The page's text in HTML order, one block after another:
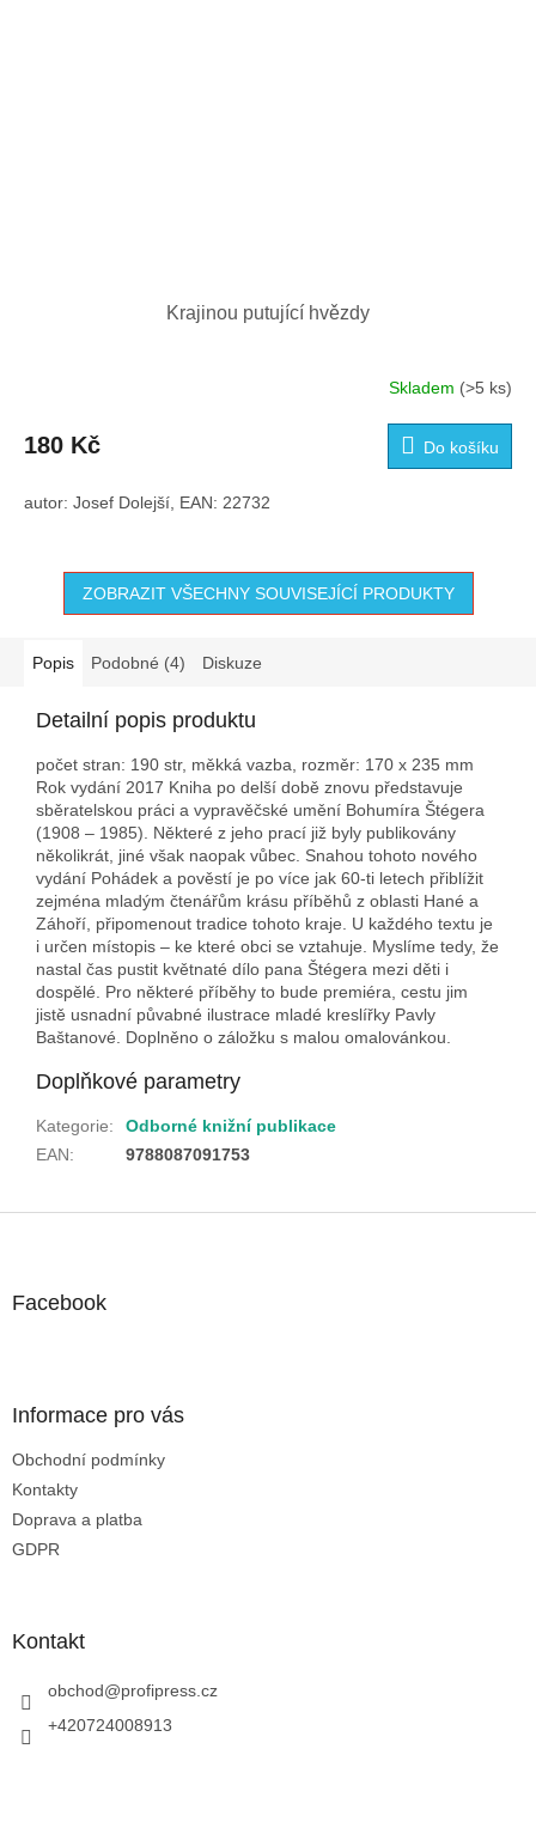
Krajinou putující hvězdy
Skladem (>5 ks)
180 Kč Do košíku
autor: Josef Dolejší, EAN: 22732
ZOBRAZIT VŠECHNY SOUVISEJÍCÍ PRODUKTY
Popis Podobné (4) Diskuze
Detailní popis produktu
počet stran: 190 str, měkká vazba, rozměr: 170 x 235 mm
Rok vydání 2017 Kniha po delší době znovu představuje
sběratelskou práci a vypravěčské umění Bohumíra Štégera
(1908 – 1985). Některé z jeho prací již byly publikovány
několikrát, jiné však naopak vůbec. Snahou tohoto nového
vydání Pohádek a pověstí je po více jak 60-ti letech přiblížit
zejména mladým čtenářům krásu příběhů z oblasti Hané a
Záhoří, připomenout tradice tohoto kraje. U každého textu je
i určen místopis – ke které obci se vztahuje. Myslíme tedy, že
nastal čas pustit květnaté dílo pana Štégera mezi děti i
dospělé. Pro některé příběhy to bude premiéra, cestu jim
jistě usnadní půvabné ilustrace mladé kreslířky Pavly
Baštanové. Doplněno o záložku s malou omalovánkou.
Doplňkové parametry
Kategorie:
Odborné knižní publikace
EAN: 9788087091753
Facebook
Informace pro vás
Obchodní podmínky
Kontakty
Doprava a platba
GDPR
Kontakt
obchod@profipress.cz
+420724008913